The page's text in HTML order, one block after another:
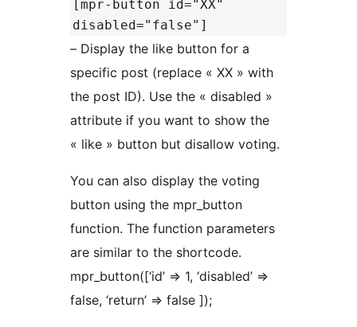
[mpr-button id="XX"
disabled="false"]
– Display the like button for a
specific post (replace « XX » with
the post ID). Use the « disabled »
attribute if you want to show the
« like » button but disallow voting.
You can also display the voting
button using the mpr_button
function. The function parameters
are similar to the shortcode.
mpr_button([‘id’ => 1, ‘disabled’ =>
false, ‘return’ => false ]);